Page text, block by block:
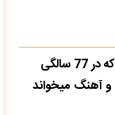
کلیپ خوانندگی ابی که در 77 سالگی
آهنگ میخواند